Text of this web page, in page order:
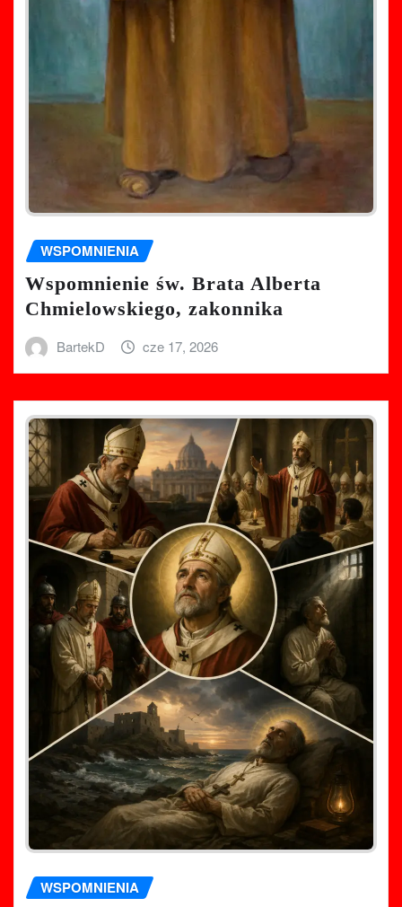
WSPOMNIENIA
Wspomnienie św. Brata Alberta
Chmielowskiego, zakonnika
BartekD cze 17, 2026
WSPOMNIENIA